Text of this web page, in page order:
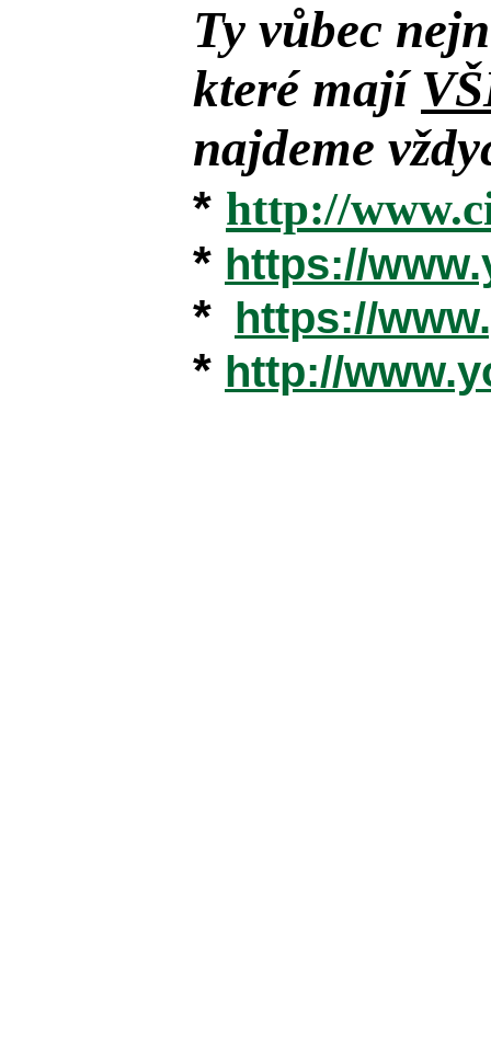
Ty vůbec
které mají
najdeme
* http://
* https://
* https://
* http://